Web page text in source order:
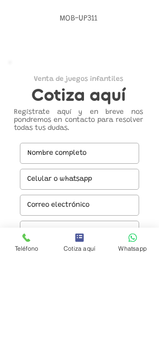
MOB-UP311
Venta de juegos infantiles
Cotiza aquí
Regístrate aquí y en breve nos
pondremos en contacto para resolver
todas tus dudas.
Teléfono Cotiza aquí Whatsapp